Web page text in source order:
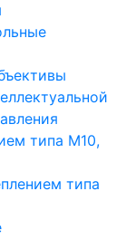
типа M10,
типа